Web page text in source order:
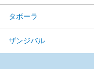
タボーラ
ザンジバル